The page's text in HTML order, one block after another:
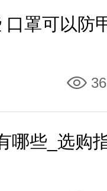
口罩可以防
哪些_选购